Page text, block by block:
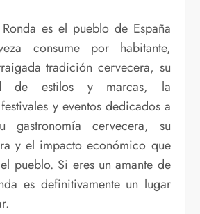
consume por habitante,
tradición cervecera, su
de estilos y marcas, la
y eventos dedicados a
gastronomía cervecera, su
y el impacto económico que
pueblo. Si eres un amante de
es definitivamente un lugar